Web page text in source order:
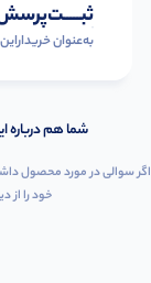
به‌عنوان
شما هم درباره
اگر سوالی در مورد محصول
خود را از